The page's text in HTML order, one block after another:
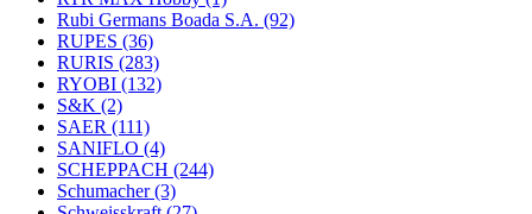
Rubi Germans Boada S.A. (92)
RUPES (36)
RURIS (283)
RYOBI (132)
S&K (2)
SAER (111)
SANIFLO (4)
SCHEPPACH (244)
Schumacher(3)